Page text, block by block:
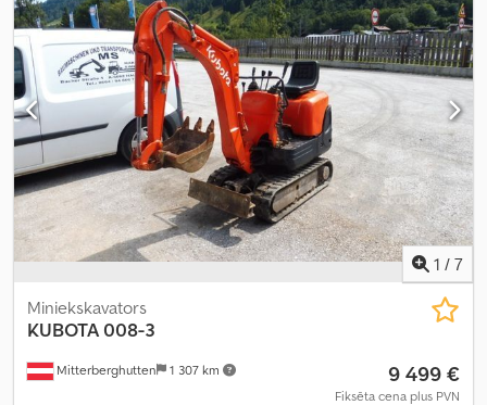
1 / 7
Mitterberghutten 1 307 km
Miniekskavators
KUBOTA 008-3
9 499 €
Fiksēta cena plus PVN